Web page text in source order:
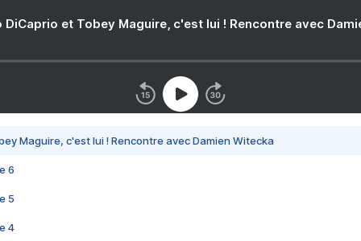
DiCaprio et Tobey Maguire, c'est lui ! Rencontre avec
Maguire, c'est lui ! Rencontre avec Damien Witecka
6
5
4